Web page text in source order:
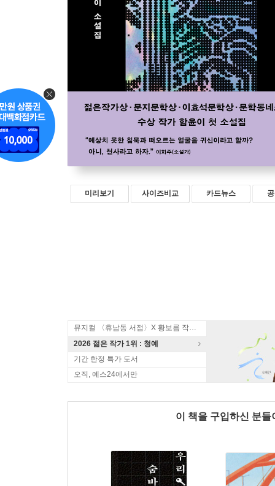
미리보기 사이즈비교 카드뉴스
뮤지컬 〈휴남동 서점〉X 황보름 작가 북토크
2026 젊은 작가 1위 : 청예
기간 한정 특가 도서
오직, 예스24에서만
이 책을 구입하신 분